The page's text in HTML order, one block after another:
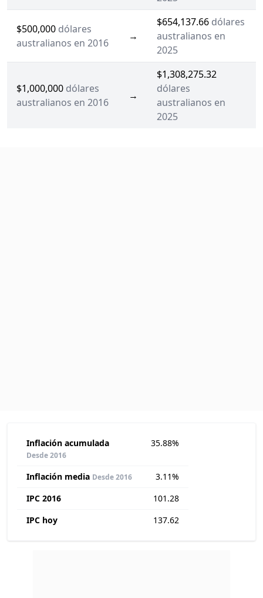
$500,000 dólares
australianos en 2016
→
$654,137.66 dólares
australianos en
2025
$1,000,000 dólares
australianos en 2016
→
$1,308,275.32
dólares
australianos en
2025
Inflación acumulada
Desde 2016
35.88%
Inflación media Desde 2016
3.11%
IPC 2016
101.28
IPC hoy
137.62